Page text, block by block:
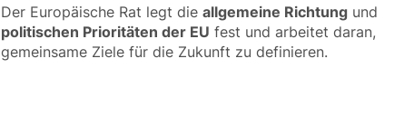
Der Europäische Rat legt dieallgemeine Richtung und
politischen Prioritäten der EU fest und arbeitet daran,
gemeinsame Ziele für die Zukunft zu definieren.